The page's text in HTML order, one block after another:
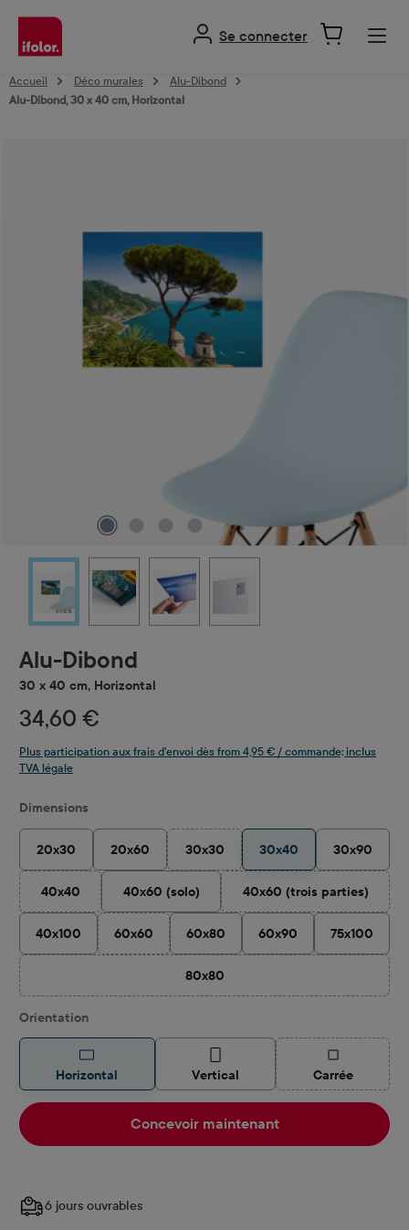
principal
Se connecter
Accueil Déco murales
Alu-Dibond
Alu-Dibond, 30 x 40 cm, Horizontal
Alu-Dibond
30 x 40 cm, Horizontal
34,60 €
Plus participation aux frais d'envoi dès from 4,95 € / commande; inclus
TVA légale
Sélectionnez
Dimensions
20x30 20x60 30x30
(Cette option n'est pas disponible pour
30x40 30x90
40x40
(Cette option n'est pas disponible pour le moment.)
40x60 (solo) 40x60 (trois parties)
(Cette option n'est
40x100 60x60
(Cette option n'est pas disponible pour le moment.)
60x80 60x90 75x100
80x80
(Cette option n'est pas disponible pour
Sélectionnez
Orientation
Horizontal Vertical Carrée(Cette option
Concevoir maintenant
6 jours ouvrables